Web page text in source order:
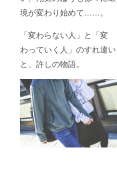
境が変わり始めて……。
「変わらない人」と「変
わっていく人」のすれ違い
と、許しの物語。